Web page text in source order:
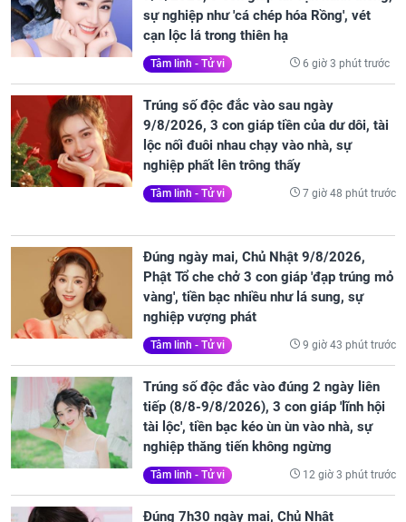
sự nghiệp như 'cá chép hóa Rồng', vét
cạn lộc lá trong thiên hạ
Tâm linh - Tử vi 6 giờ 3 phút trước
Trúng số độc đắc vào sau ngày
9/8/2026, 3 con giáp tiền của dư dôi, tài
lộc nối đuôi nhau chạy vào nhà, sự
nghiệp phất lên trông thấy
Tâm linh - Tử vi 7 giờ 48 phút trước
Đúng ngày mai, Chủ Nhật 9/8/2026,
Phật Tổ che chở 3 con giáp 'đạp trúng mỏ
vàng', tiền bạc nhiều như lá sung, sự
nghiệp vượng phát
Tâm linh - Tử vi 9 giờ 43 phút trước
Trúng số độc đắc vào đúng 2 ngày liên
tiếp (8/8-9/8/2026), 3 con giáp 'lĩnh hội
tài lộc', tiền bạc kéo ùn ùn vào nhà, sự
nghiệp thăng tiến không ngừng
Tâm linh - Tử vi 12 giờ 3 phút trước
Đúng 7h30 ngày mai, Chủ Nhật